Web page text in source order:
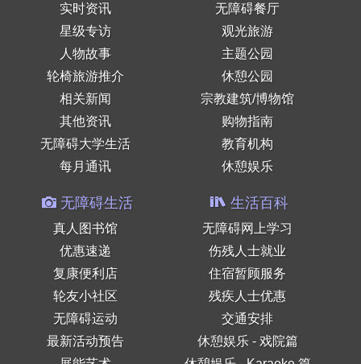
实时资讯
星级专访
人物故事
轮椅旅游推介
相关新闻
其他资讯
无障碍大学生活
每月通讯
无障碍餐厅
观光旅游
主题公园
休憩公园
宗教建筑/博物馆
购物指南
教育机构
休憩娱乐
无障碍生活
真人图书馆
优惠速递
复康便利店
轮友小社区
无障碍运动
最新活动预告
生活百科
无障碍网上学习
伤残人士就业
住宿暂顾服务
残疾人士优惠
交通安排
休憩娱乐 - 戏院篇